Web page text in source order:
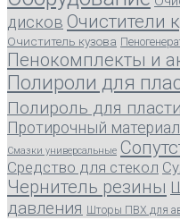
дисков Очистители
Очиститель кузова
Пенокомплекты и
Полироли для
Полироль для
Протирочный материал
Смазки универсальные
Средство для стекол
Чернитель резины
давления Шторы ПВХ для